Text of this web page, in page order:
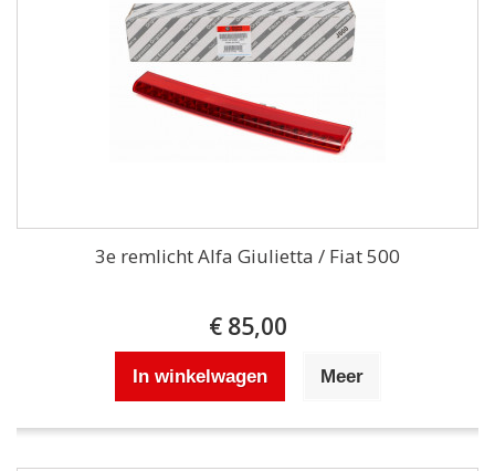
3e remlicht Alfa Giulietta / Fiat 500
€ 85,00
In winkelwagen Meer